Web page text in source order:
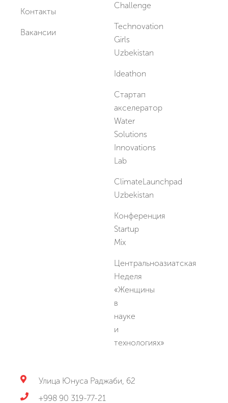
Контакты
Вакансии
Challenge
Technovation
Girls
Uzbekistan
Ideathon
Стартап
акселератор
Water
Solutions
Innovations
Lab
ClimateLaunchpad
Uzbekistan
Конференция
Startup
Mix
Центральноазиатская
Неделя
«Женщины
в
науке
и
технологиях»
Улица Юнуса Раджаби, 62
+998 90 319-77-21